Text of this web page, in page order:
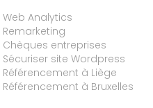
Web Analytics
Remarketing
Chèques entreprises
Sécuriser site Wordpress
Référencement à Liège
Référencement à Bruxelles